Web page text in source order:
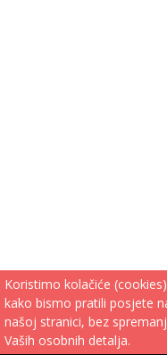
Koristimo kolačiće (cookies)
kako bismo pratili posjete
našoj stranici, bez
Vaših osobnih detalja.